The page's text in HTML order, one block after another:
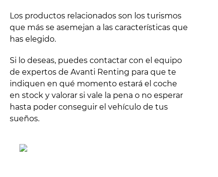
Los productos relacionados son los turismos
que más se asemejan a las características que
has elegido.
Si lo deseas, puedes contactar con el equipo
de expertos de Avanti Renting para que te
indiquen en qué momento estará el coche
en stock y valorar si vale la pena o no esperar
hasta poder conseguir el vehículo de tus
sueños.